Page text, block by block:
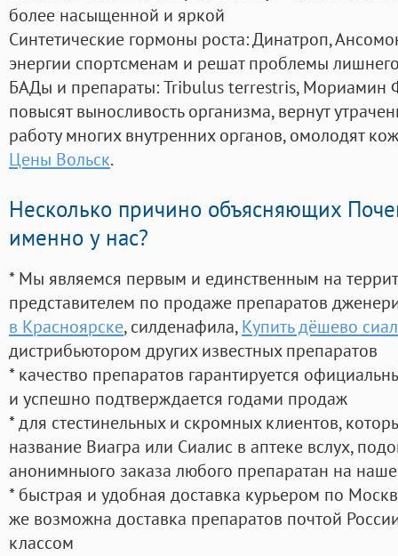
более насыщенной и яркой
Синтетические гормоны роста: Динатроп,
энергии спортсменам и решат проблемы
БАДы и препараты:Tribulus terrestris, Мориамин
повысят выносливость организма, вернут
работу многих внутренних органов, омолодят
Цены Вольск.
Несколько причино объясняющих
именно у нас?
* Мы являемся первым и единственным на
представителем по продаже препаратов
в Красноярске, силденафила, Купить дёшево
дистрибьютором других известных препаратов
* качество препаратов гарантируется
и успешно подтверждается годами продаж
* для стестинельных и скромных клиентов,
название Виагра или Сиалис в аптеке вслух,
анонимныого заказа любого препаратан на
* быстрая и удобная доставка курьером по
же возможна доставка препаратов почтой
классом